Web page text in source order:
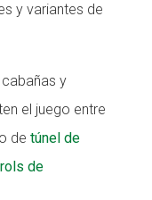
y variantes de
y
el juego entre
de túnel de
de